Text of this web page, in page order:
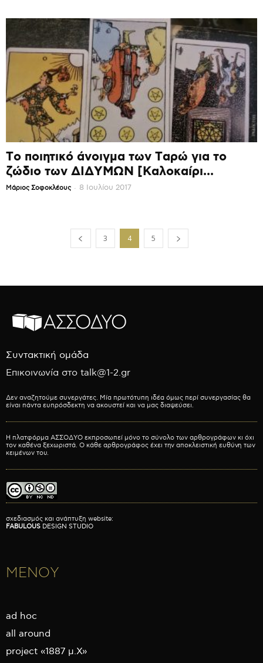
Το ποιητικό άνοιγμα των Ταρώ για το
ζώδιο των ΔΙΔΥΜΩΝ [Καλοκαίρι...
Mάριος Σοφοκλέους - 8 Ιουλίου 2017
3 4 5
Συντακτική ομάδα
Επικοινωνία στο talk@1-2.gr
Δεν αναζητούμε συνεργάτες. Μία πρωτότυπη ιδέα όμως περί συνεργασίας θα
είναι πάντα ευπρόσδεκτη να ακουστεί και να μας διαψεύσει.
Η πλατφόρμα ΑΣΣΟΔΥΟ εκπροσωπεί μόνο το σύνολο των αρθρογράφων κι όχι
τον καθένα ξεχωριστά. Ο κάθε αρθρογράφος έχει την αποκλειστική ευθύνη των
κειμένων του.
σχεδιασμός και ανάπτυξη website:
FABULOUS DESIGN STUDIO
ΜΕΝΟΥ
ad hoc
all around
project «1887 μ.Χ»